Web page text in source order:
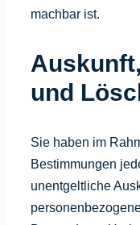
machbar ist.
und
Sie haben im
Bestimmungen
unentgeltliche